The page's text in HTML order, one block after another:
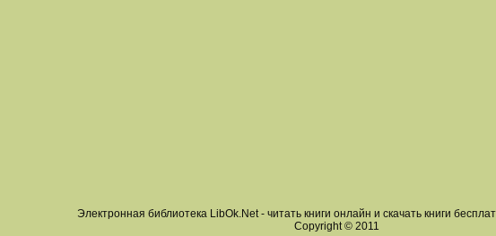
Электронная библиотека LibOk.Net - читать книги онлайн и скачать книги
Copyright © 2011